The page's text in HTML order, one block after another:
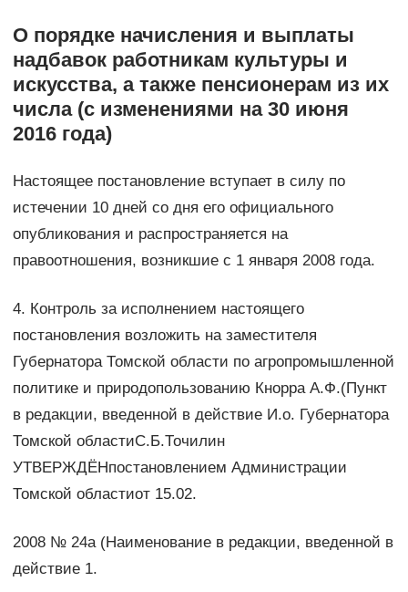
О порядке начисления и выплаты
надбавок работникам культуры и
искусства, а также пенсионерам из их
числа (с изменениями на 30 июня
2016 года)
Настоящее постановление вступает в силу по
истечении 10 дней со дня его официального
опубликования и распространяется на
правоотношения, возникшие с 1 января 2008 года.
4. Контроль за исполнением настоящего
постановления возложить на заместителя
Губернатора Томской области по агропромышленной
политике и природопользованию Кнорра А.Ф.(Пункт
в редакции, введенной в действие И.о. Губернатора
Томской областиC.Б.Точилин
УТВЕРЖДЁНпостановлением Администрации
Томской областиот 15.02.
2008 № 24а (Наименование в редакции, введенной в
действие 1.